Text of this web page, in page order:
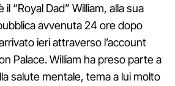
il “Royal Dad” William, alla sua
avvenuta 24 ore dopo
ieri attraverso l’account
Palace. William ha preso parte a
salute mentale, tema a lui molto